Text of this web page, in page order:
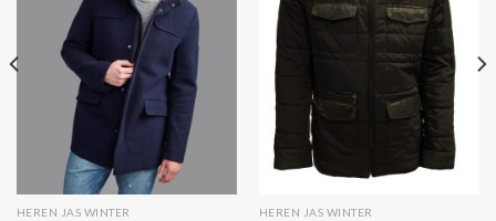
HEREN JAS WINTER HEREN JAS WINTER